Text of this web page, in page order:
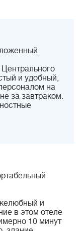
и удобный,
на
за завтраком.
и
в этом отеле
10 минут